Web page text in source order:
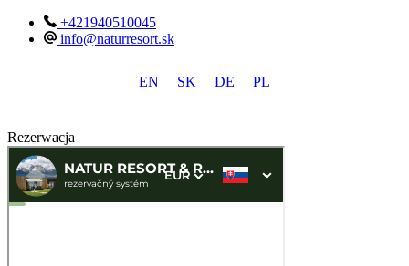
+421940510045
info@naturresort.sk
EN SK DE PL
Rezerwacja